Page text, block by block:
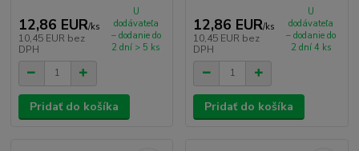
12,86 EUR/ks
10,45 EUR bez
DPH
U
dodávateľa
– dodanie do
2 dní > 5 ks
Pridať do košíka
12,86 EUR/ks
10,45 EUR bez
DPH
U
dodávateľa
– dodanie do
2 dní 4 ks
Pridať do košíka